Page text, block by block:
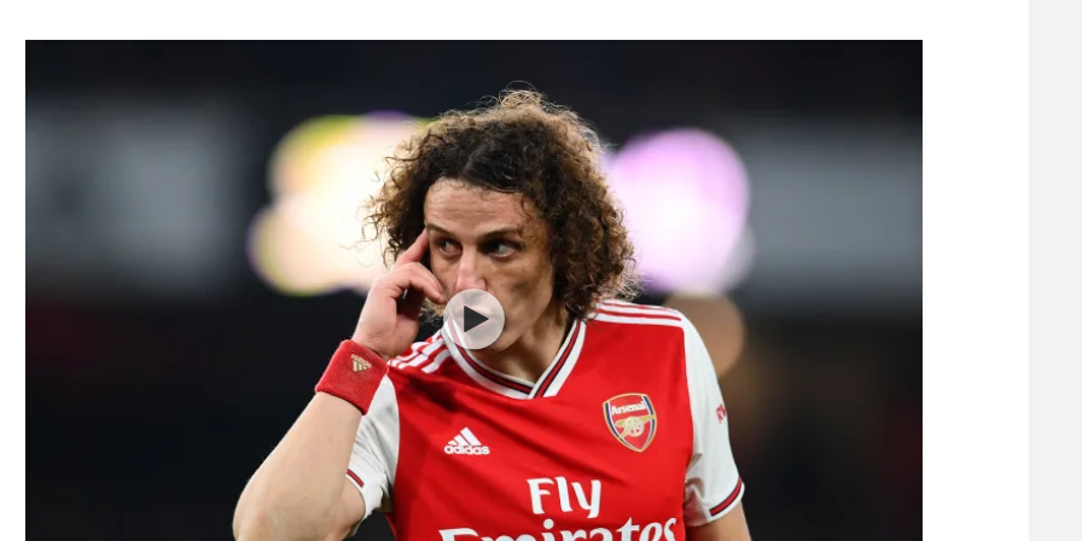
רשיון להקרנה פומבית לבית עסק
הפועל תל אביב
הפועל חיפה
הפועל באר שבע
מכבי נתניה
בני יהודה
ליגה סינית
ליגות נוספות